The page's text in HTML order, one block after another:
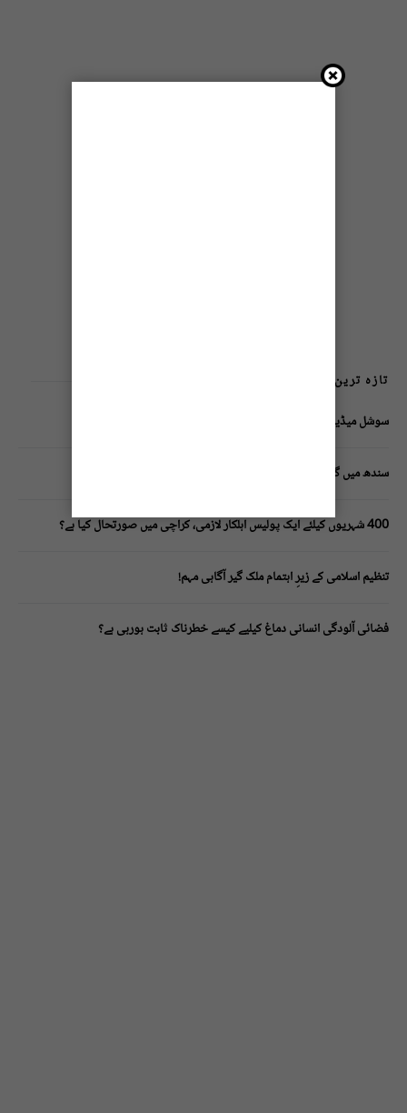
تازہ ترین پوسٹس
سوشل میڈیا پر وکڑی پوسٹ ڈیجیٹل شناخت کیلیے خطرہ؟
سندھ میں گاڑیوں کی انشورنس لازمی قرار
400 شہریوں کیلئے ایک پولیس اہلکار لازمی، کراچی میں صورتحال کیا ہے؟
تنظیم اسلامی کے زیرِ اہتمام ملک گیر آگاہی مہم!
فضائی آلودگی انسانی دماغ کیلیے کیسے خطرناک ثابت ہورہی ہے؟